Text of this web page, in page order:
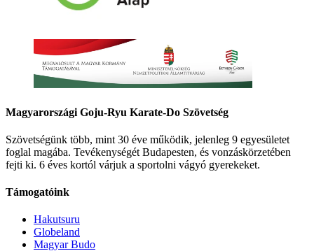
Magyarországi Goju-Ryu Karate-Do Szövetség
Szövetségünk több, mint 30 éve működik, jelenleg 9 egyesületet
foglal magába. Tevékenységét Budapesten, és vonzáskörzetében
fejti ki. 6 éves kortól várjuk a sportolni vágyó gyerekeket.
Támogatóink
Hakutsuru
Globeland
Magyar Budo